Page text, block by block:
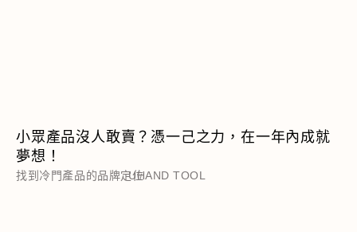
小眾產品沒人敢賣？憑一己之力，在一年內成就
夢想！
找到冷門產品的品牌定位UHAND TOOL